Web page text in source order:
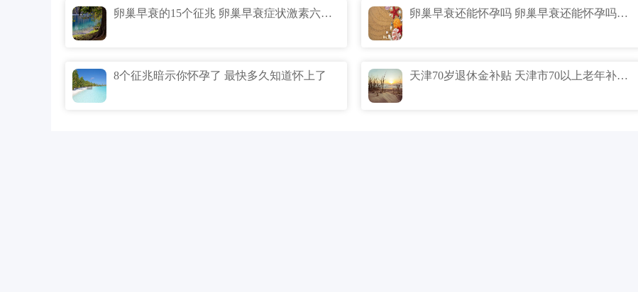
卵巢早衰的15个征兆 卵巢早衰症状激素六项哪项会低 卵巢早衰还能怀孕吗 卵巢早衰还能怀孕吗几率多少
8个征兆暗示你怀孕了 最快多久知道怀上了 天津70岁退休金补贴 天津市70以上老年补贴多少钱？